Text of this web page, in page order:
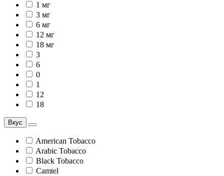
1 мг
3 мг
6 мг
12 мг
18 мг
3
6
0
1
12
18
Вкус
American Tobacco
Arabic Tobacco
Black Tobacco
Camtel